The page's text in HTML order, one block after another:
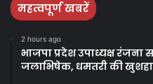
महत्वपूर्ण खबरें
2 hours ago
भाजपा प्रदेश उपाध्यक्ष रंजना
जलाभिषेक, धमतरी की